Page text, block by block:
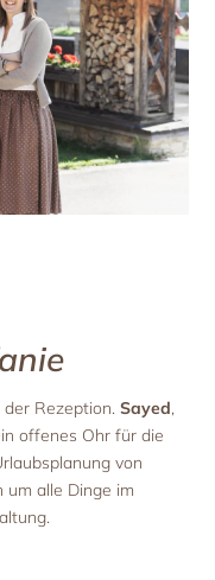
der Rezeption.Sayed,
offenes Ohr für die
von
um alle Dinge im